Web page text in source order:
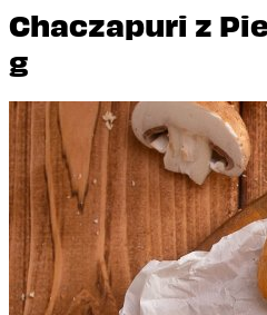
Chaczapuri z
g